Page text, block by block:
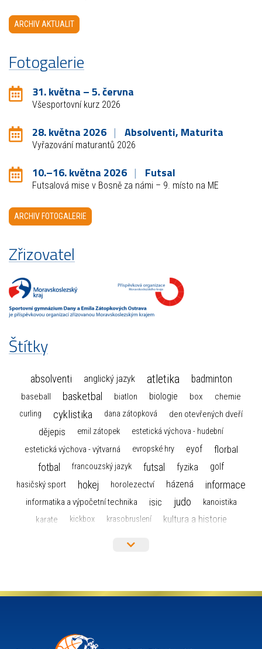
ARCHIV AKTUALIT
Fotogalerie
31. května – 5. června
Všesportovní kurz 2026
28. května 2026 Absolventi, Maturita
Vyřazování maturantů 2026
10.–16. května 2026 Futsal
Futsalová mise v Bosně za námi – 9. místo na ME
ARCHIV FOTOGALERIE
Zřizovatel
Štítky
absolventi anglický jazyk atletika badminton
baseball basketbal biatlon biologie box chemie
curling cyklistika dana zátopková den otevřených dveří
dějepis emil zátopek estetická výchova - hudební
estetická výchova - výtvarná evropské hry eyof florbal
fotbal francouzský jazyk futsal fyzika golf
hasičský sport hokej horolezectví házená informace
informatika a výpočetní technika isic judo
kanoistika
karate
kickbox krasobruslení
kultura a historie
olympiáda dětí a mládeže organizace plavání
snowboarding